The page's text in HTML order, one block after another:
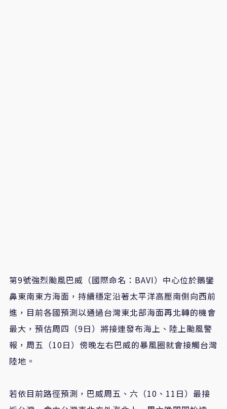
第9號強烈颱風巴威（國際命名：BAVI）中心位於鵝鑾
鼻東南東方海面，持續穩定沿著太平洋高壓南側向西前
進，目前各國預測以通過台灣東北部海面再北轉的機會
最大，預估周四（9日）將接連發布海上、陸上颱風警
報，周五（10日）傍晚左右巴威的暴風圈就會接觸台灣
陸地。
若依目前路徑預測，巴威周五、六（10、11日）最接